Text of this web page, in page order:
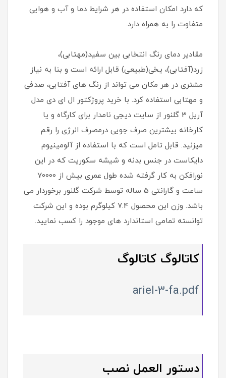
که دارد امکان استفاده در هر شرایط دما و آب و هوایی
متفاوت را به همراه دارد.
مقادیر دمای رنگ انتخابی بین سفید(مهتابی)،
زرد(آفتابی)، یخی(طبیعی) قابل ارائه است و بنا به نیاز
مشتری در هر مکان می تواند از رنگ های آفتابی، صدفی
و مهتابی استفاده کرد. با خرید پروژکتور ال ای دی مدل
آریل 3 گلنور از سایت دیجی نامدار برای کارگاه و یا
کارخانه بیشترین صرف جویی درمصرف انرژی را رقم
میزنید. قابل تامل است که با استفاده از آلومینیوم
دایکاست در جنس بدنه و شیشه سکوریت که در این
نورافکن به کار گرفته شده طول عمری بیش از 70000
ساعت و گارانتی 5 ساله توسط شرکت گلنور برخوردار می
باشد. وزن این محصول 7.4 کیلوگرم بوده و این شرکت
توانسته تمامی استاندارد های موجود را کسب نمایید.
کاتالوگ کاتالوگ
ariel-3-fa.pdf
دستور العمل نصب